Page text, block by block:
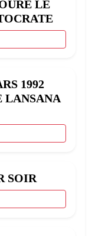
LE
1992
LANSANA
SOIR